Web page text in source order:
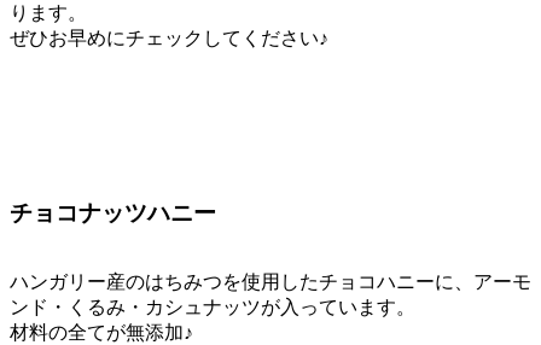
ります。
ぜひお早めにチェックしてください♪
チョコナッツハニー
ハンガリー産のはちみつを使用したチョコハニーに、アーモ
ンド・くるみ・カシュナッツが入っています。
材料の全てが無添加♪